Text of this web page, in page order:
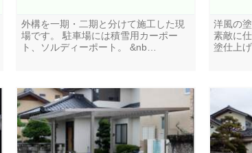
外構を一期・二期と分けて施工した現
場です。 駐車場には積雪用カーポー
ト、ソルディーポート。 &nb…
洋風の
素敵に
塗仕上